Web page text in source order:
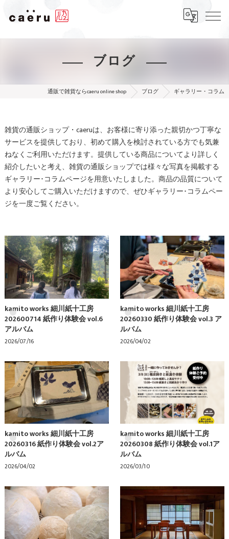
ブログ
通販で雑貨ならcaeru online shop ブログ ギャラリー・コラム
雑貨の通販ショップ・caeruは、お客様に寄り添った親切かつ丁寧な
サービスを提供しており、初めて購入を検討されている方でも気兼
ねなくご利用いただけます。提供している商品についてより詳しく
紹介したいと考え、雑貨の通販ショップでは様々な写真を掲載する
ギャラリー･コラムページを用意いたしました。商品の品質について
より安心してご購入いただけますので、ぜひギャラリー･コラムペー
ジを一度ご覧ください。
kamito works 細川紙十工房
202600714 紙作り体験会 vol.6
アルバム
2026/07/16
kamito works 細川紙十工房
20260330 紙作り体験会 vol.3 ア
ルバム
2026/04/02
kamito works 細川紙十工房
20260316 紙作り体験会 vol.2ア
ルバム
2026/04/02
kamito works 細川紙十工房
20260308 紙作り体験会 vol.1ア
ルバム
2026/03/10